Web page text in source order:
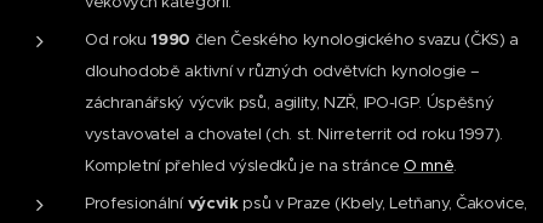
Od roku 1990 člen Českého kynologického svazu (ČKS) a
dlouhodobě aktivní v různých odvětvích kynologie –
záchranářský výcvik psů, agility, NZŘ, IPO-IGP. Úspěšný
vystavovatel a chovatel (ch. st. Nirreterrit od roku 1997).
Kompletní přehled výsledků je na stránce O mně.
Profesionálnívýcvikpsů v Praze (Kbely, Letňany, Čakovice,